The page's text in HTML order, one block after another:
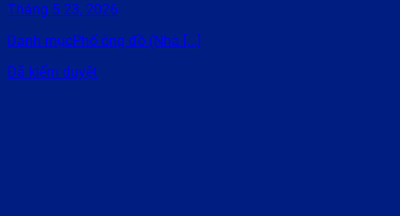
Tháng 5 23, 2026
Danh mụcPhố ông đồ (Nhà [...]
Đã kiểm duyệt